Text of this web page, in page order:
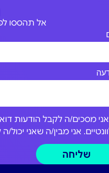
אל תהססו
אני מבין/ה שאני
שליחה